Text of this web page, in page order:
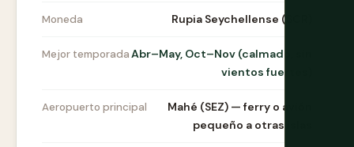
Moneda Rupia Seychellense (SCR)
Mejor temporadaAbr–May, Oct–Nov (calmado, sin
vientos fuertes)
Aeropuerto principal
Mahé (SEZ) — ferry o avión
pequeño a otras islas